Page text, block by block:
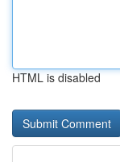
HTML is disabled